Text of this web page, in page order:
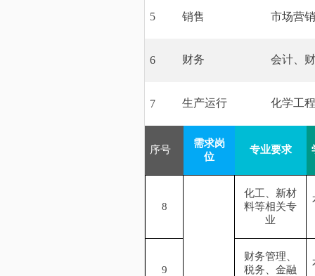
5 销售 市场营
6 财务 会计、
7 生产运行 化学工
序号
需求岗
位
专业要求
8
化工、新材
料等相关专
业
9
财务管理、
税务、金融